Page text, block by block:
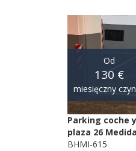
Od
130 €
miesięczny
Parking coche
plaza 26
BHMI-615